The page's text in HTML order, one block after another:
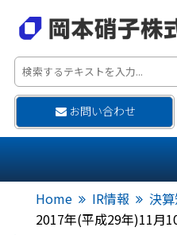
お問い合わせ
Home IR情報
決
2017年(平成29年)11月